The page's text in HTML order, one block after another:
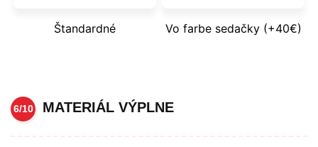
Štandardné Vo farbe sedačky (+40€)
6/10 MATERIÁL VÝPLNE